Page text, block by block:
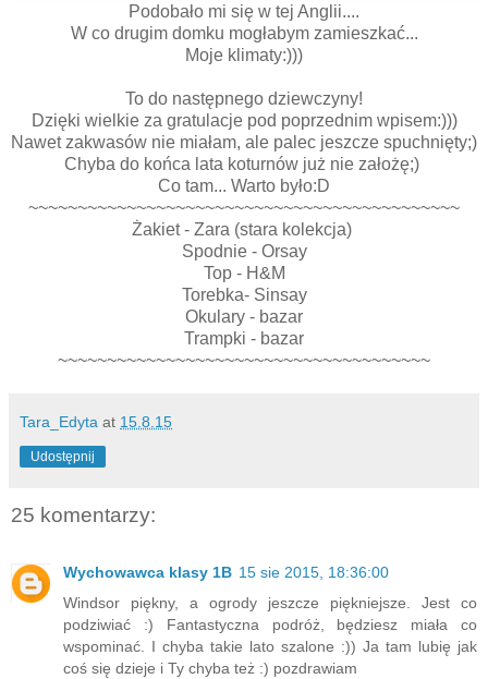
Podobało mi się w tej Anglii....
W co drugim domku mogłabym zamieszkać...
Moje klimaty:)))
To do następnego dziewczyny!
Dzięki wielkie za gratulacje pod poprzednim wpisem:)))
Nawet zakwasów nie miałam, ale palec jeszcze spuchnięty;)
Chyba do końca lata koturnów już nie założę;)
Co tam... Warto było:D
~~~~~~~~~~~~~~~~~~~~~~~~~~~~~~~~~~~~~~~~~~~~
Żakiet - Zara (stara kolekcja)
Spodnie - Orsay
Top - H&M
Torebka- Sinsay
Okulary - bazar
Trampki - bazar
~~~~~~~~~~~~~~~~~~~~~~~~~~~~~~~~~~~~~~
Tara_Edyta at 15.8.15
Udostępnij
25 komentarzy:
Wychowawca klasy 1B 15 sie 2015, 18:36:00
Windsor piękny, a ogrody jeszcze piękniejsze. Jest co
podziwiać :) Fantastyczna podróż, będziesz miała co
wspominać. I chyba takie lato szalone :)) Ja tam lubię jak
coś się dzieje i Ty chyba też :) pozdrawiam